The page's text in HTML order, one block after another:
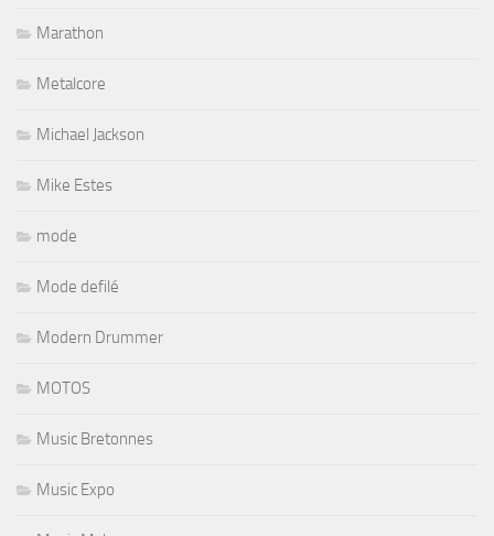
Marathon
Metalcore
Michael Jackson
Mike Estes
mode
Mode defilé
Modern Drummer
MOTOS
Music Bretonnes
Music Expo